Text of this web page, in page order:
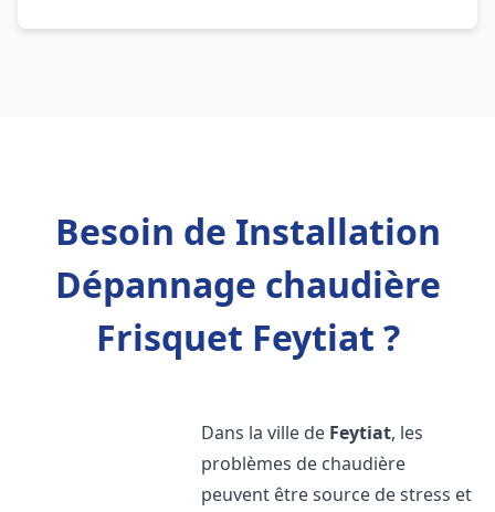
Besoin de Installation
Dépannage chaudière
Frisquet Feytiat ?
Dans la ville de Feytiat, les
problèmes de chaudière
peuvent être source de stress et